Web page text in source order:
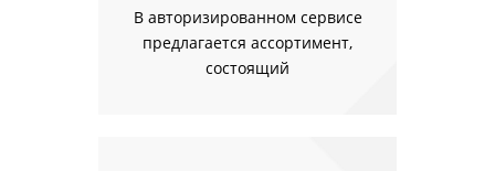
В авторизированном сервисе
предлагается ассортимент,
состоящий